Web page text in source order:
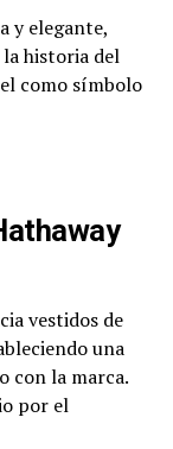
y elegante,
historia del
como símbolo
vestidos de
una
con la marca.
por el